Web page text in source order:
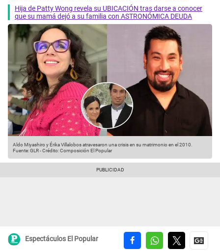
Hija de Patty Wong revela su UBICACIÓN tras darse a conocer
que su mamá dejó a su familia con ASTRONÓMICA DEUDA
Aldo Miyashiro y Érika Villalobos atravesaron una crisis en su matrimonio en el 2010.
Fuente: GLR-Crédito: Composición El Popular
Espectáculos El Popular